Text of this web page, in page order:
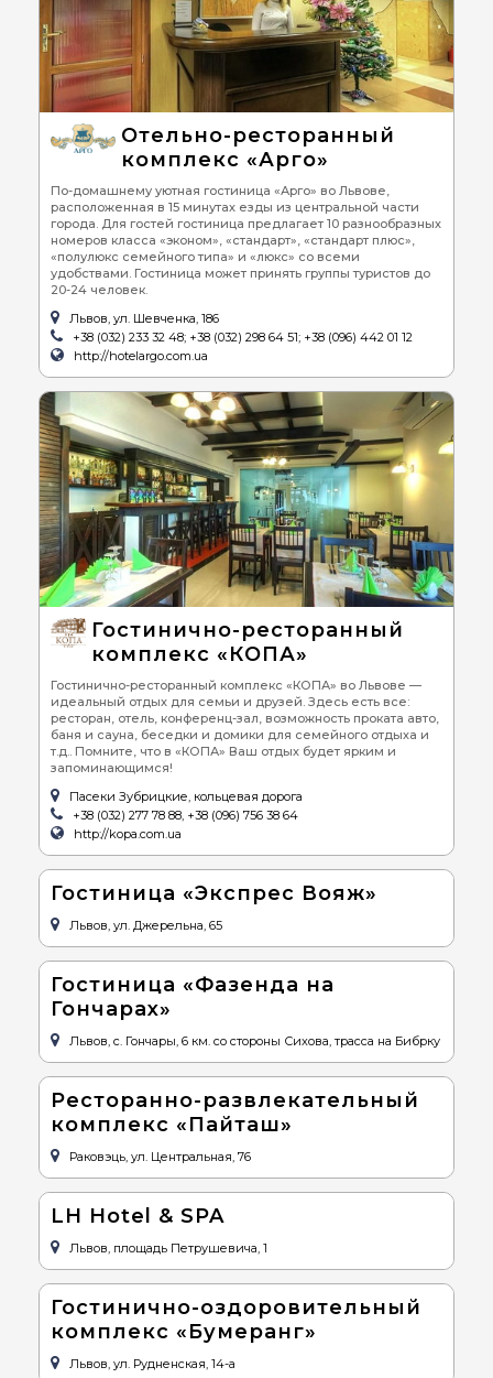
Отельно-ресторанный
комплекс «Арго»
По-домашнему уютная гостиница «Арго» во Львове,
расположенная в 15 минутах езды из центральной части
города. Для гостей гостиница предлагает 10 разнообразных
номеров класса «эконом», «стандарт», «стандарт плюс»,
«полулюкс семейного типа» и «люкс» со всеми
удобствами. Гостиница может принять группы туристов до
20-24 человек.
Львов, ул. Шевченка, 186
+38 (032) 233 32 48; +38 (032) 298 64 51; +38 (096) 442 01 12
http://hotelargo.com.ua
Гостинично-ресторанный
комплекс «КОПА»
Гостинично-ресторанный комплекс «КОПА» во Львове —
идеальный отдых для семьи и друзей. Здесь есть все:
ресторан, отель, конференц-зал, возможность проката авто,
баня и сауна, беседки и домики для семейного отдыха и
т.д.. Помните, что в «КОПА» Ваш отдых будет ярким и
запоминающимся!
Пасеки Зубрицкие, кольцевая дорога
+38 (032) 277 78 88, +38 (096) 756 38 64
http://kopa.com.ua
Гостиница «Экспрес Вояж»
Львов, ул. Джерельна, 65
Гостиница «Фазенда на
Гончарах»
Львов, с. Гончары, 6 км. со стороны Сихова, трасса на Бибрку
Ресторанно-развлекательный
комплекс «Пайташ»
Раковэць, ул. Центральная, 76
LH Hotel & SPA
Львов, площадь Петрушевича, 1
Гостинично-оздоровительный
комплекс «Бумеранг»
Львов, ул. Рудненская, 14-а